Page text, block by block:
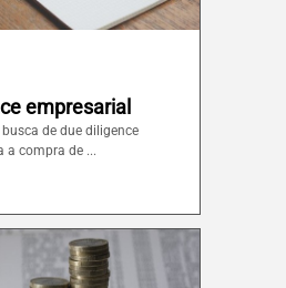
empresarial
de due diligence
a compra de ...